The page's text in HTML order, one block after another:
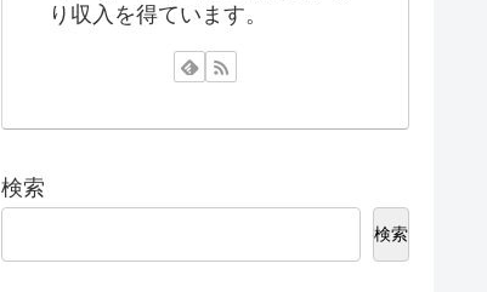
り収入を得ています。
検索
検索